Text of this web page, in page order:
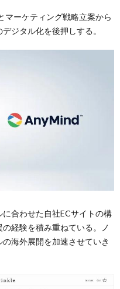
マーケティング戦略立案から
ジタル化を後押しする。
合わせた自社ECサイトの構
経験を積み重ねている。ノ
海外展開を加速させていき